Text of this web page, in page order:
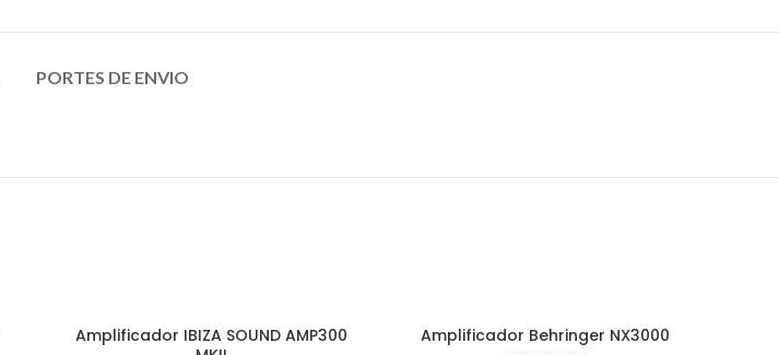
PORTES DE ENVIO
Amplificador IBIZA SOUND AMP300
Amplificador Behringer NX3000